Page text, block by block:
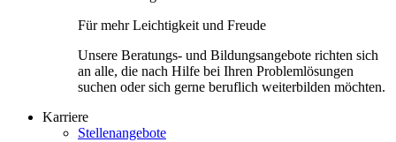
Für mehr Leichtigkeit und Freude
Unsere Beratungs- und Bildungsangebote richten sich
an alle, die nach Hilfe bei Ihren Problemlösungen
suchen oder sich gerne beruflich weiterbilden möchten.
Karriere
Stellenangebote